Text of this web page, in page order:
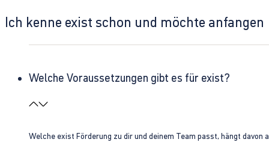
Ich kenne exist schon und möchte anfangen
Welche Voraussetzungen gibt es für exist?
Welche exist Förderung zu dir und deinem Team passt, hängt